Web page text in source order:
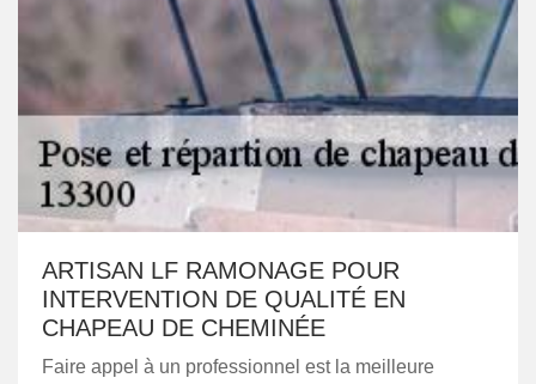
ARTISAN LF RAMONAGE POUR
INTERVENTION DE QUALITÉ EN
CHAPEAU DE CHEMINÉE
Faire appel à un professionnel est la meilleure